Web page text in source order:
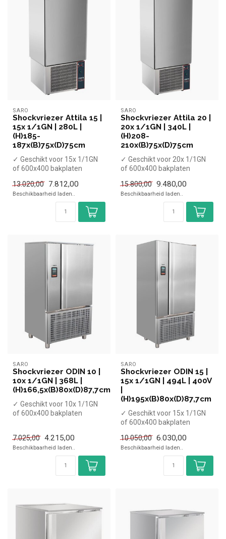
SARO
Shockvriezer Attila 15 |
15x 1/1GN | 280L |
(H)185-
187x(B)75x(D)75cm
✓ Geschikt voor 15x 1/1GN
of 600x400 bakplaten
vriez...
13.020,00 7.812,00
Beschikbaarheid laden..
SARO
Shockvriezer Attila 20 |
20x 1/1GN | 340L |
(H)208-
210x(B)75x(D)75cm
✓ Geschikt voor 20x 1/1GN
of 600x400 bakplaten
vriez...
15.800,00 9.480,00
Beschikbaarheid laden..
SARO
Shockvriezer ODIN 10 |
10x 1/1GN | 368L |
(H)166,5x(B)80x(D)87,7cm
✓ Geschikt voor 10x 1/1GN
of 600x400 bakplaten
7.025,00 4.215,00
Beschikbaarheid laden..
SARO
Shockvriezer ODIN 15 |
15x 1/1GN | 494L | 400V
(H)195x(B)80x(D)87,7cm
✓ Geschikt voor 15x 1/1GN
of 600x400 bakplaten
vriez...
10.050,00 6.030,00
Beschikbaarheid laden..